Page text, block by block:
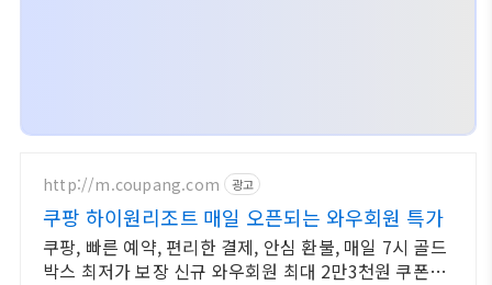
http://m.coupang.com 광고
쿠팡 하이원리조트 매일 오픈되는 와우회원 특가
쿠팡, 빠른 예약, 편리한 결제, 안심 환불, 매일 7시 골드
박스 최저가 보장 신규 와우회원 최대 2만3천원 쿠폰팩